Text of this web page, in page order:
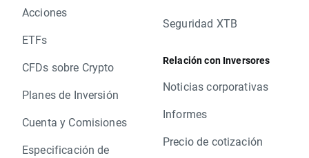
Acciones
ETFs
CFDs sobre Crypto
Planes de Inversión
Cuenta y Comisiones
Especificación de
Seguridad XTB
Relación con Inversores
Noticias corporativas
Informes
Precio de cotización